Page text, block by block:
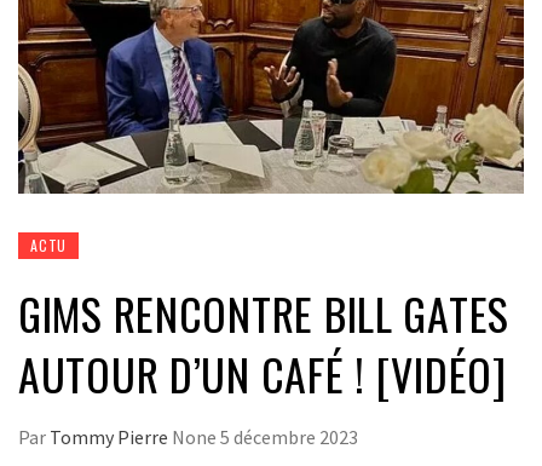
ACTU
GIMS RENCONTRE BILL GATES
AUTOUR D’UN CAFÉ ! [VIDÉO]
Par Tommy Pierre None 5 décembre 2023